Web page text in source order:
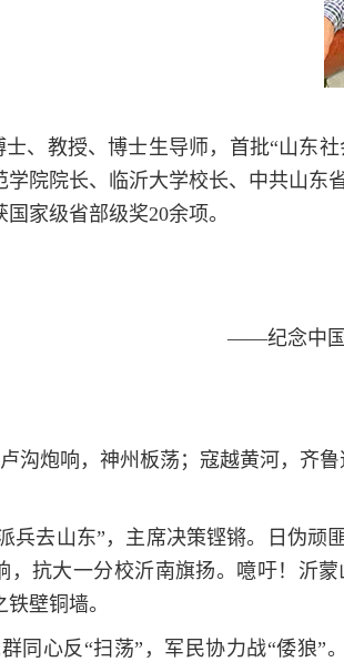
士、教授、博士生导师，首批“山东
学院院长、临沂大学校长、中共山东
国家级省部级奖20余项。
——纪念中国
沟炮响，神州板荡；寇越黄河，齐
兵去山东”，主席决策铿锵。日伪顽
，抗大一分校沂南旗扬。噫吁！沂
壁铜墙。
同心反“扫荡”，军民协力战“倭狼